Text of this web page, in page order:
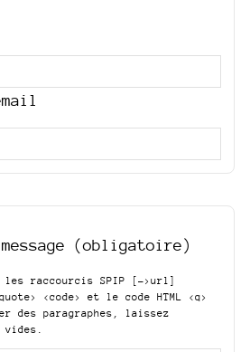
(obligatoire)
les raccourcis SPIP
[->url]
<code>
et le code HTML <q>
des paragraphes, laissez
vides.